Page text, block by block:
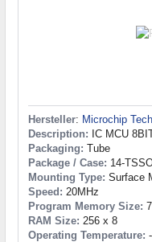
Hersteller: Microchip
Description: IC MCU
Packaging: Tube
Package / Case: 14-
Mounting Type: Surface
Speed: 20MHz
Program Memory Size:
RAM Size: 256 x 8
Operating Temperature: